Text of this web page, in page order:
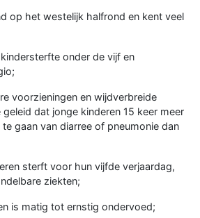
op het westelijk halfrond en kent veel
onder de vijf en
voorzieningen en wijdverbreide
dat jonge kinderen 15 keer meer
gaan van diarree of pneumonie dan
sterft voor hun vijfde verjaardag,
ziekten;
is matig tot ernstig ondervoed;